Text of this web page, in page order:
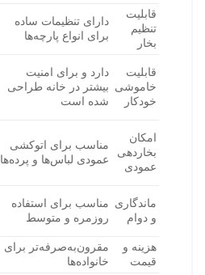
قابلیت
تنظیم
بخار
دارای تنظیمات ساده
برای انواع پارچه‌ها
قابلیت
خاموشی
خودکار
دارد و برای امنیت
بیشتر در خانه طراحی
شده است
امکان
بخاردهی
عمودی
مناسب برای اتوکشی
عمودی لباس‌ها و پرده‌ها
ماندگاری
و دوام
مناسب برای استفاده
روزمره و متوسط
هزینه و
قیمت
مقرون‌به‌صرفه‌تر برای
خانواده‌ها